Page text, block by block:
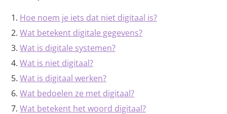
Hoe noem je iets dat niet digitaal is?
Wat betekent digitale gegevens?
Wat is digitale systemen?
Wat is niet digitaal?
Wat is digitaal werken?
Wat bedoelen ze met digitaal?
Wat betekent het woord digitaal?